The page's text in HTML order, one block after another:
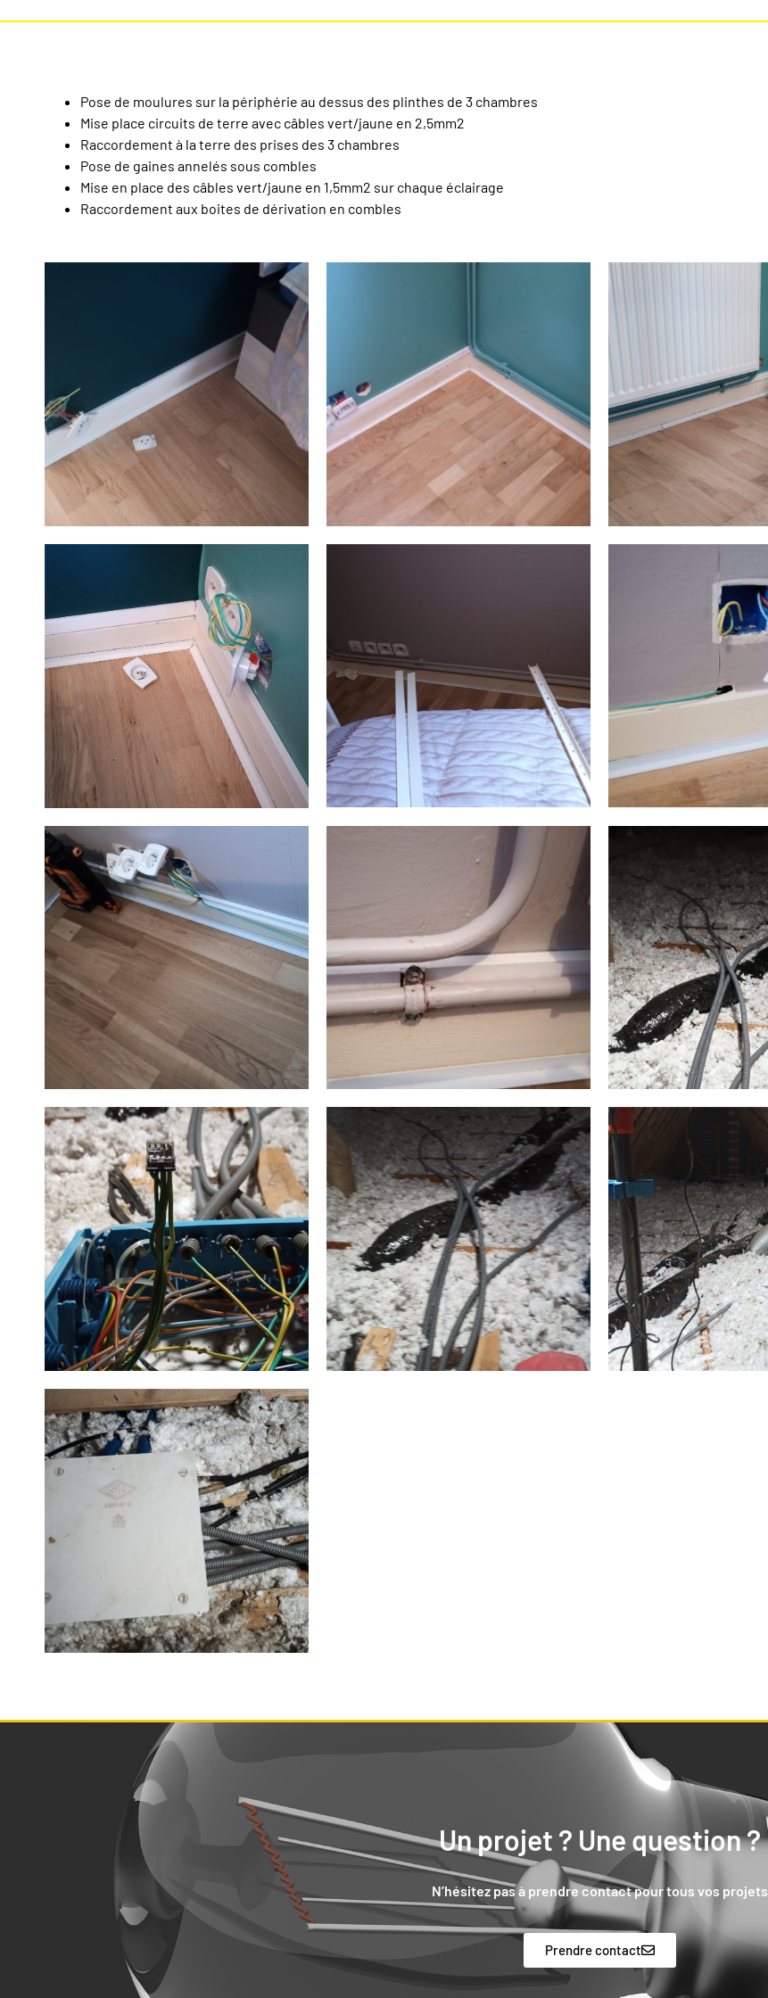
Pose de moulures sur la périphérie au dessus des plinthes de 3 chambres
Mise place circuits de terre avec câbles vert/jaune en 2,5mm2
Raccordement à la terre des prises des 3 chambres
Pose de gaines annelés sous combles
Mise en place des câbles vert/jaune en 1,5mm2 sur chaque éclairage
Raccordement aux boites de dérivation en combles
Un projet ? Une question ?
N’hésitez pas à prendre contact pour tous vos projets
Prendre contact